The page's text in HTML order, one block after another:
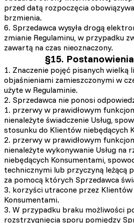
przed datą rozpoczęcia
brzmienia.
6. Sprzedawca wysyła drogą
zmianie Regulaminu, w przypadku
zawartą na czas nieoznaczony.
§15.
1. Znaczenie pojęć pisanych wielką
objaśnieniami zamieszczonymi w
użyte w Regulaminie.
2. Sprzedawca nie ponosi
1. przerwy w prawidłowym
nienależyte świadczenie Usług,
stosunku do Klientów niebędących
2. przerwy w prawidłowym
nienależyte wykonywanie Usług na
niebędących Konsumentami,
technicznymi lub przyczyną leżącą
za pomocą których Sprzedawca
3. korzyści utracone przez
Konsumentami.
3. W przypadku braku możliwości
rozstrzygnięcia sporu pomiędzy